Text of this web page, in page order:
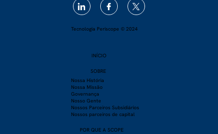
Tecnologia Periscope © 2024
INÍCIO
SOBRE
​Nossa História
Nossa Missão
Governança
Nosso Gente
Nossos Parceiros Subsidiários
Nossos parceiros de capital
POR QUE A SCOPE